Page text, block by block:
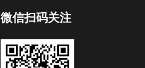
微信扫码关注